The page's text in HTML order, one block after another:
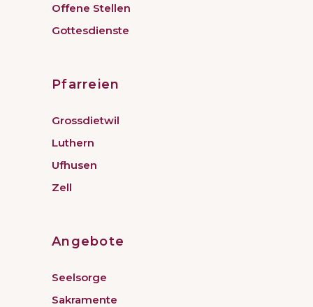
Offene Stellen
Gottesdienste
Pfarreien
Grossdietwil
Luthern
Ufhusen
Zell
Angebote
Seelsorge
Sakramente